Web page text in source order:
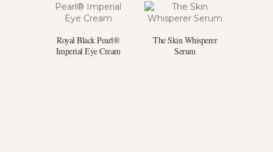
Royal Black Pearl®
Imperial Eye Cream
The Skin Whisperer
Serum